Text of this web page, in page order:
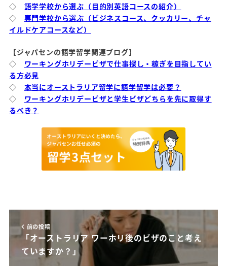
◇ 語学学校から選ぶ（目的別英語コースの紹介）
◇ 専門学校から選ぶ（ビジネスコース、クッカリー、チャ
イルドケアコースなど）
【ジャパセンの語学留学関連ブログ】
◇ ワーキングホリデービザで仕事探し・稼ぎを目指してい
る方必見
◇ 本当にオーストラリア留学に語学留学は必要？
◇ ワーキングホリデービザと学生ビザどちらを先に取得す
るべき？
前の投稿
「オーストラリア ワーホリ後のビザのこと考え
ていますか？」